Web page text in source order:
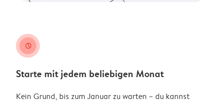
clock
Starte mit jedem beliebigen Monat
Kein Grund, bis zum Januar zu warten – du kannst